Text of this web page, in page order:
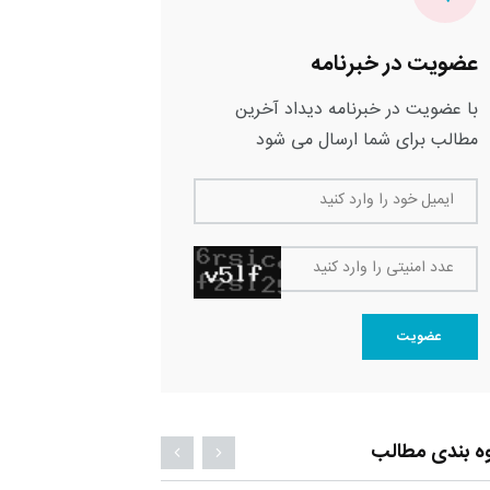
عضویت در خبرنامه
با عضویت در خبرنامه دیداد آخرین
مطالب برای شما ارسال می شود
ایمیل خود را وارد کنید
عدد امنیتی را وارد کنید
عضویت
بندی مطالب